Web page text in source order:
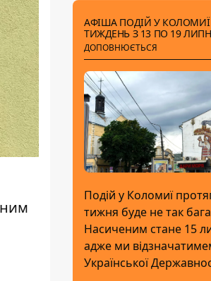
АФІША ПОДІЙ У
ТИЖДЕНЬ З 13 ПО 19
ДОПОВНЮЄТЬСЯ
Подій у Коломиї
тижня буде не так
Насиченим стане 15
адже ми
Української